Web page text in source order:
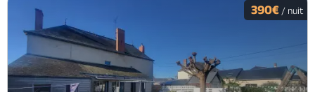
390€ / nuit